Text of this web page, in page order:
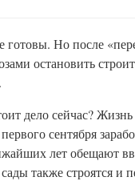
готовы. Но после
остановить
дело сейчас?
сентября
лет обещают
также строятся и